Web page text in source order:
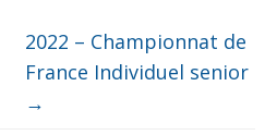
2022 – Championnat de
France Individuel senior
→